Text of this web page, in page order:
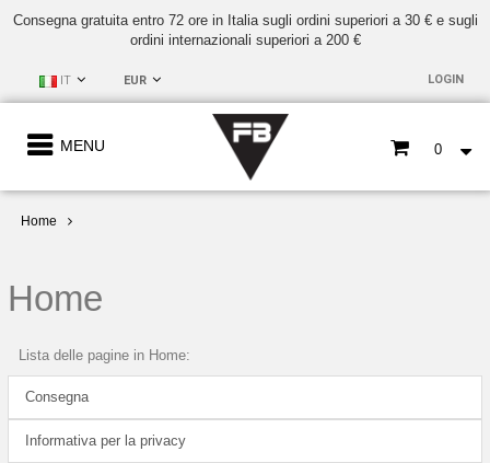
Consegna gratuita entro 72 ore in Italia sugli ordini superiori a 30 € e sugli
ordini internazionali superiori a 200 €
IT EUR LOGIN
MENU 0
Home
Home
Lista delle pagine in Home:
Consegna
Informativa per la privacy